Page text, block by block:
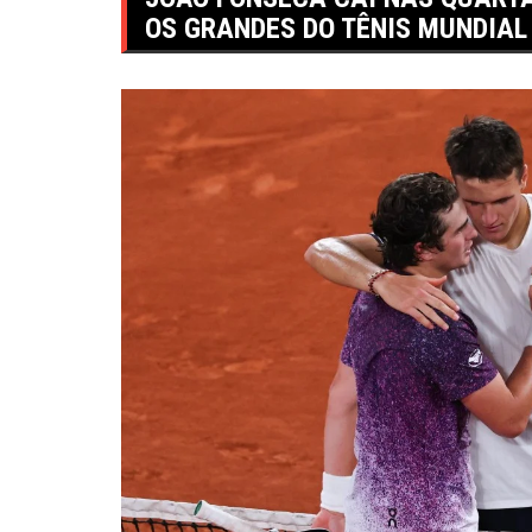
OS GRANDES DO TÊNIS MUNDIAL